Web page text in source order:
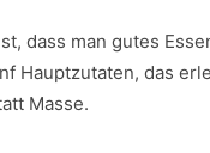
dass man gutes
Hauptzutaten, das
Masse.